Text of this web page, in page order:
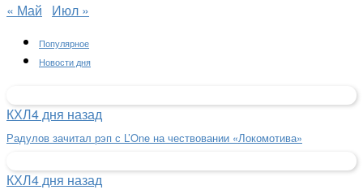
« Май
Июл »
Популярное
Новости дня
КХЛ4 дня назад
Радулов зачитал рэп с L’One на чествовании «Локомотива»
КХЛ4 дня назад